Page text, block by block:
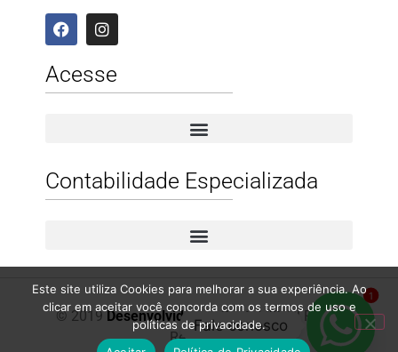
Acesse
Contabilidade Especializada
© 2019Desenvolvido por ContabilitAll Rights
Reserved.
Este site utiliza Cookies para melhorar a sua experiência. Ao
clicar em aceitar você concorda com os termos de uso e
políticas de privacidade.
1
Fale conosco